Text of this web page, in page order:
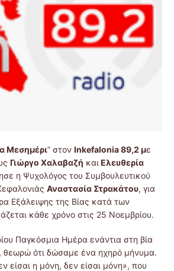
Μεσημέρι” στον Inkefalonia 89,2 με
Γιώργο Χαλαβαζή και Ελευθερία
η Ψυχολόγος του Συμβουλευτικού
Αναστασία Στρακάτου, για
Εξάλειψης της Βίας κατά των
κάθε χρόνο στις 25 Νοεμβρίου.
Παγκόσμια Ημέρα ενάντια στη βία
θεωρώ ότι δώσαμε ένα ηχηρό μήνυμα.
είσαι η μόνη, δεν είσαι μόνη», που